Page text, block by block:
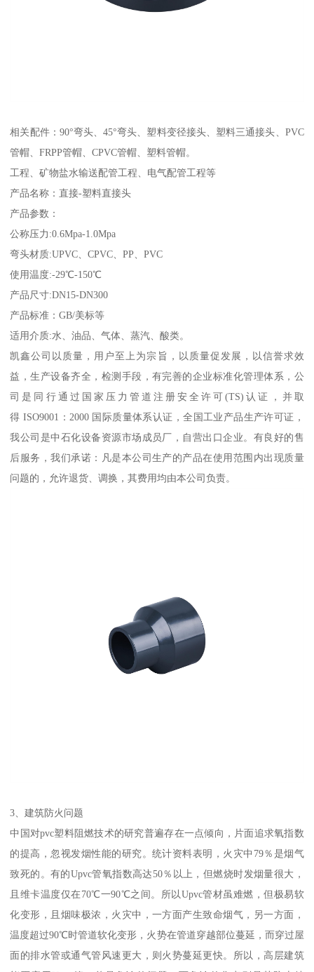
相关配件：90°弯头、45°弯头、塑料变径接头、塑料三通接头、PVC
管帽、FRPP管帽、CPVC管帽、塑料管帽。
工程、矿物盐水输送配管工程、电气配管工程等
产品名称：直接-塑料直接头
产品参数：
公称压力:0.6Mpa-1.0Mpa
弯头材质:UPVC、CPVC、PP、PVC
使用温度:-29℃-150℃
产品尺寸:DN15-DN300
产品标准：GB/美标等
适用介质:水、油品、气体、蒸汽、酸类。
凯鑫公司以质量，用户至上为宗旨，以质量促发展，以信誉求效
益，生产设备齐全，检测手段，有完善的企业标准化管理体系，公
司是同行通过国家压力管道注册安全许可(TS)认证，并取
得 ISO9001：2000 国际质量体系认证，全国工业产品生产许可证，
我公司是中石化设备资源市场成员厂，自营出口企业。有良好的售
后服务，我们承诺：凡是本公司生产的产品在使用范围内出现质量
问题的，允许退货、调换，其费用均由本公司负责。
3、建筑防火问题
中国对pvc塑料阻燃技术的研究普遍存在一点倾向，片面追求氧指数
的提高，忽视发烟性能的研究。统计资料表明，火灾中79％是烟气
致死的。有的Upvc管氧指数高达50％以上，但燃烧时发烟量很大，
且维卡温度仅在70℃一90℃之间。所以Upvc管材虽难燃，但极易软
化变形，且烟味极浓，火灾中，一方面产生致命烟气，另一方面，
温度超过90℃时管道软化变形，火势在管道穿越部位蔓延，而穿过屋
面的排水管或通气管风速更大，则火势蔓延更快。所以，高层建筑